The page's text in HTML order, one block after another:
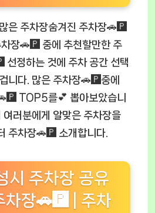
은 주차장숨겨진 주차장🚗🅿️
차장🚗🅿️ 중에 추천할만한 주
정하는 것에 주차 공간 선택
니다. 많은 주차장🚗🅿️중에
TOP5를💕 뽑아보았습니
여러분에게 알맞은 주차장을
주차장🚗🅿️ 소개합니다.
시 주차장 공유
차장🚗🅿️ | 주차